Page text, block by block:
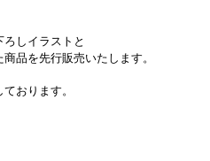
しイラストと
品を先行販売いたします。
おります。